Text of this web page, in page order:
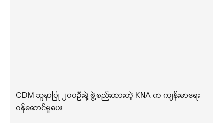
CDM သူနာပြု ၂၀၀ဦးနဲ့ ဖွဲ့စည်းထားတဲ့ KNA က ကျန်းမာရေး
ဝန်ဆောင်မှုပေး